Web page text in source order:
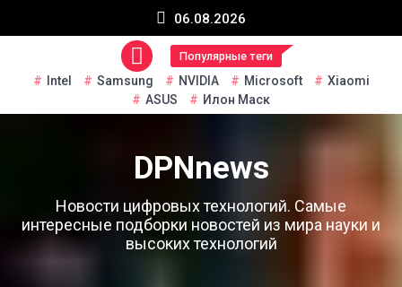
06.08.2026
Популярные теги
Intel Samsung NVIDIA Microsoft
Xiaomi
ASUS
Илон Маск
DPNnews
Новости цифровых технологий. Самые
интересные подборки новостей из мира науки и
высоких технологий